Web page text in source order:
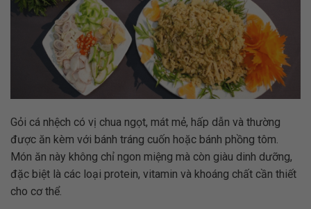
Gỏi cá nhệch có vị chua ngọt, mát mẻ, hấp dẫn và thường
được ăn kèm với bánh tráng cuốn hoặc bánh phồng tôm.
Món ăn này không chỉ ngon miệng mà còn giàu dinh dưỡng,
đặc biệt là các loại protein, vitamin và khoáng chất cần thiết
cho cơ thể.